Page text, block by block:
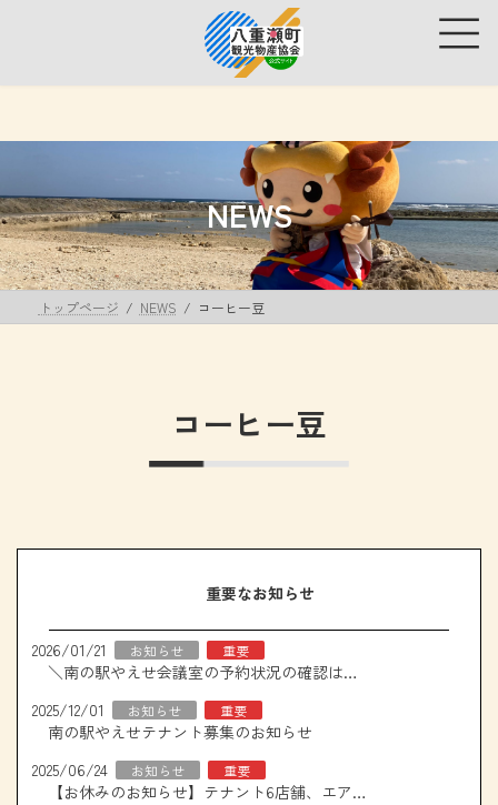
ス
プ
ン
動
NEWS
トップページ NEWS コーヒー豆
コーヒー豆
重要なお知らせ
2026/01/21 お知らせ 重要
＼南の駅やえせ会議室の予約状況の確認はこちら！／
2025/12/01
お知らせ 重要
南の駅やえせテナント募集のお知らせ
2025/06/24
お知らせ 重要
【お休みのお知らせ】テナント6店舗、エアコン取り換え工事について